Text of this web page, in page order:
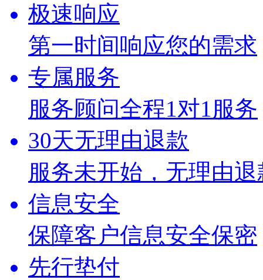
极速响应
第一时间响应您的需求
专属服务
服务顾问全程1对1服务
30天无理由退款
服务未开始，无理由退
信息安全
保障客户信息安全保密
先行垫付